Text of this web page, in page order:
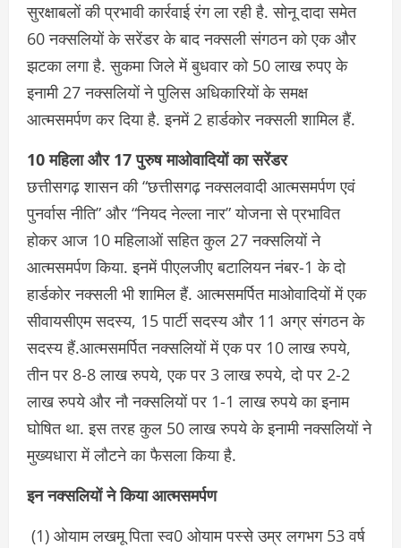
सुरक्षाबलों की प्रभावी कार्रवाई रंग ला रही है. सोनू दादा समेत
60 नक्सलियों के सरेंडर के बाद नक्सली संगठन को एक और
झटका लगा है. सुकमा जिले में बुधवार को 50 लाख रुपए के
इनामी 27 नक्सलियों ने पुलिस अधिकारियों के समक्ष
आत्मसमर्पण कर दिया है. इनमें 2 हार्डकोर नक्सली शामिल हैं.
10 महिला और 17 पुरुष माओवादियों का सरेंडर
छत्तीसगढ़ शासन की “छत्तीसगढ़ नक्सलवादी आत्मसमर्पण एवं
पुनर्वास नीति” और “नियद नेल्ला नार” योजना से प्रभावित
होकर आज 10 महिलाओं सहित कुल 27 नक्सलियों ने
आत्मसमर्पण किया. इनमें पीएलजीए बटालियन नंबर-1 के दो
हार्डकोर नक्सली भी शामिल हैं. आत्मसमर्पित माओवादियों में एक
सीवायसीएम सदस्य, 15 पार्टी सदस्य और 11 अग्र संगठन के
सदस्य हैं.आत्मसमर्पित नक्सलियों में एक पर 10 लाख रुपये,
तीन पर 8-8 लाख रुपये, एक पर 3 लाख रुपये, दो पर 2-2
लाख रुपये और नौ नक्सलियों पर 1-1 लाख रुपये का इनाम
घोषित था. इस तरह कुल 50 लाख रुपये के इनामी नक्सलियों ने
मुख्यधारा में लौटने का फैसला किया है.
इन नक्सलियों ने किया आत्मसमर्पण
(1) ओयाम लखमू पिता स्व0 ओयाम पस्से उम्र लगभग 53 वर्ष